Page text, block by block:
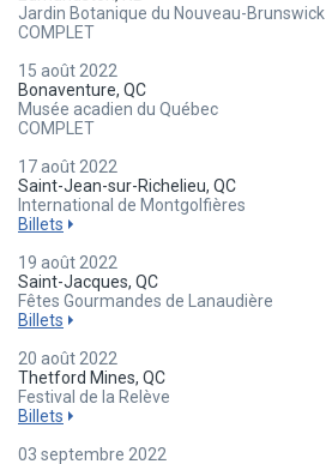
Jardin Botanique du Nouveau-Brunswick
COMPLET
15 août 2022
Bonaventure, QC
Musée acadien du Québec
COMPLET
17 août 2022
Saint-Jean-sur-Richelieu, QC
International de Montgolfières
Billets
19 août 2022
Saint-Jacques, QC
Fêtes Gourmandes de Lanaudière
Billets
20 août 2022
Thetford Mines, QC
Festival de la Relève
Billets
03 septembre 2022